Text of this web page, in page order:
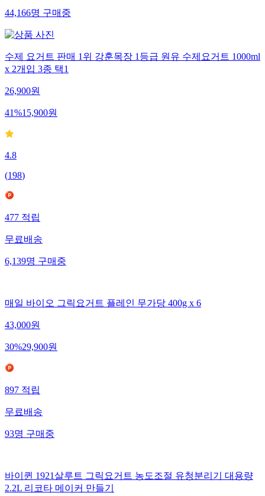
44,166명 구매중
수제 요거트 판매 1위 강훈목장 1등급 원유 수제요거트 1000ml
x 2개입 3종 택1
26,900원
41%15,900원
4.8
(198)
477 적립
무료배송
6,139명 구매중
매일 바이오 그릭요거트 플레인 무가당 400g x 6
43,000원
30%29,900원
897적립
무료배송
93명구매중
바이퀸 1921살루트 그릭요거트 농도조절 유청분리기 대용량
2.2L 리코타 메이커 만들기